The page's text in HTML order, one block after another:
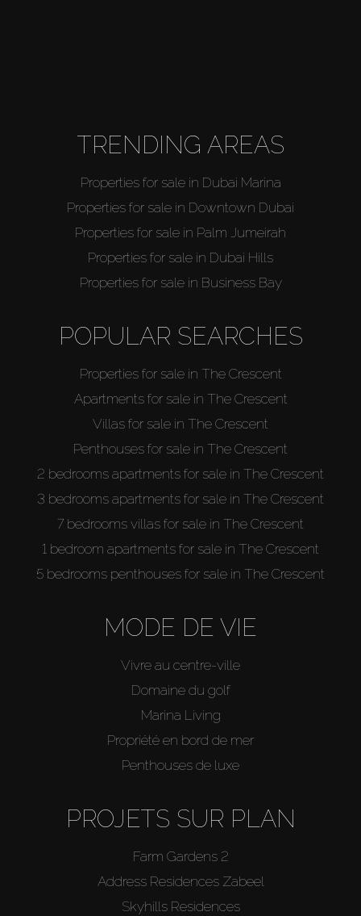
TRENDING AREAS
Properties for sale in Dubai Marina
Properties for sale in Downtown Dubai
Properties for sale in Palm Jumeirah
Properties for sale in Dubai Hills
Properties for sale in Business Bay
POPULAR SEARCHES
Properties for sale in The Crescent
Apartments for sale in The Crescent
Villas for sale in The Crescent
Penthouses for sale in The Crescent
2 bedrooms apartments for sale in The Crescent
3 bedrooms apartments for sale in The Crescent
7 bedrooms villas for sale in The Crescent
1 bedroom apartments for sale in The Crescent
5 bedrooms penthouses for sale in The Crescent
MODE DE VIE
Vivre au centre-ville
Domaine du golf
Marina Living
Propriété en bord de mer
Penthouses de luxe
PROJETS SUR PLAN
Farm Gardens 2
Address Residences Zabeel
Skyhills Residences